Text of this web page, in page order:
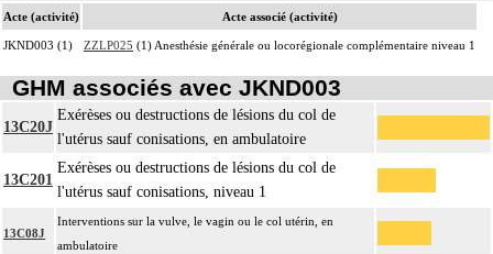
Acte (activité) Acte associé (activité)
JKND003 (1) ZZLP025 (1) Anesthésie générale ou locorégionale complémentaire niveau 1
GHM associés avec JKND003
13C20J
Exérèses ou destructions de lésions du col de
l'utérus sauf conisations, en ambulatoire
13C201
Exérèses ou destructions de lésions du col de
l'utérus sauf conisations, niveau 1
13C08J
Interventions sur la vulve, le vagin ou le col utérin, en
ambulatoire